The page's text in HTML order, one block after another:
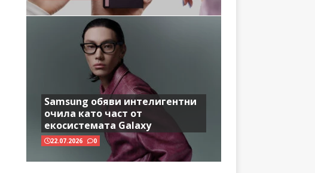
Samsung обяви интелигентни
очила като част от
екосистемата Galaxy
22.07.2026 0